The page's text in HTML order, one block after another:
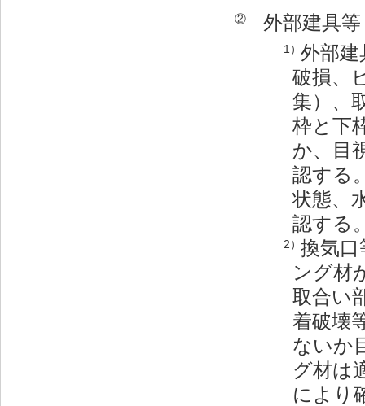
② 外部建具等
1） 外部
破損、
集）、
枠と下
か、目
認する
状態、
認する
2）換気
ング材
取合い
着破壊
ないか
グ材は
により